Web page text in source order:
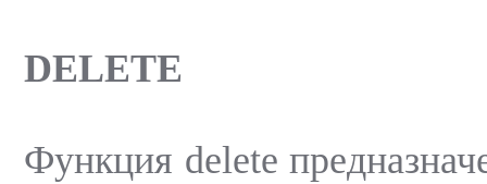
DELETE
Функция delete